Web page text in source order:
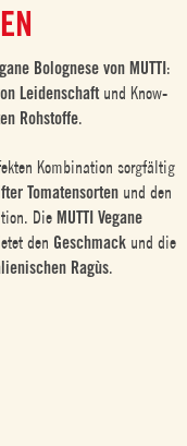
Bolognese von MUTTI :
Leidenschaftund Know-
Rohstoffe.
Kombination sorgfältig
Tomatensorten und den
Die MUTTI Vegane
den Geschmack und die
Ragùs.